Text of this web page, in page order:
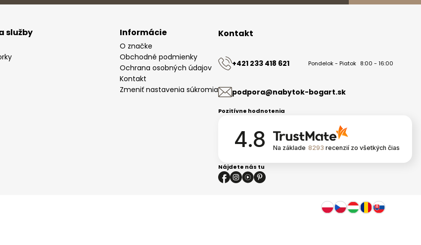
služby Informácie
O značke
Obchodné podmienky
Ochrana osobných údajov
Kontakt
Zmeniť nastavenia súkromia
Kontakt
+421 233 418 621 Pondelok - Piatok 8:00 - 16:00
podpora@nabytok-bogart.sk
Pozitívne hodnotenia
4.8 Na základe 8293 recenzií zo všetkých čias
Nájdete nás tu